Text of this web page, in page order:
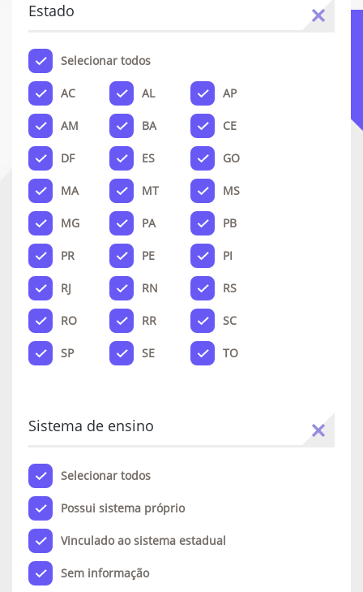
Estado
Selecionar todos
AC AL AP
AM BA CE
DF ES GO
MA MT MS
MG PA PB
PR PE PI
RJ RN RS
RO RR SC
SP SE TO
Sistema de ensino
Selecionar todos
Possui sistema próprio
Vinculado ao sistema estadual
Sem informação